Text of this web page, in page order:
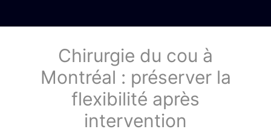
Chirurgie du cou à
Montréal : préserver la
flexibilité après
intervention